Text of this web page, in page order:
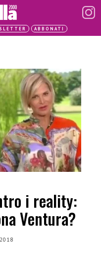
ABBONATI
i reality:
Ventura?